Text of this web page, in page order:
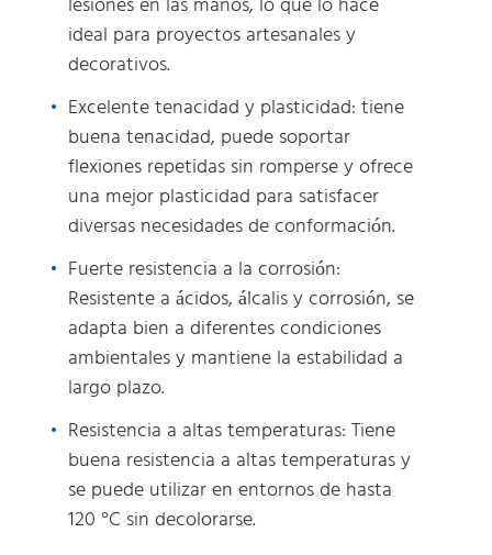
ideal para proyectos artesanales y
decorativos.
Excelente tenacidad y plasticidad: tiene
buena tenacidad, puede soportar
flexiones repetidas sin romperse y ofrece
una mejor plasticidad para satisfacer
diversas necesidades de conformación.
Fuerte resistencia a la corrosión:
Resistente a ácidos, álcalis y corrosión, se
adapta bien a diferentes condiciones
ambientales y mantiene la estabilidad a
largo plazo.
Resistencia a altas temperaturas: Tiene
buena resistencia a altas temperaturas y
se puede utilizar en entornos de hasta
120 °C sin decolorarse.